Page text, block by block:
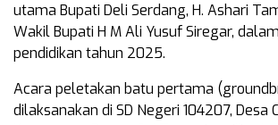
utama Bupati Deli Serdang, H. Ashari
Wakil Bupati H M Ali Yusuf Siregar,
pendidikan tahun 2025.
Acara peletakan batu pertama
dilaksanakan di SD Negeri 104207, Desa